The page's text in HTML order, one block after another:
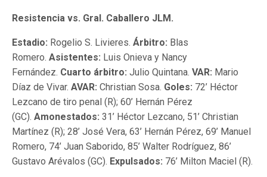
Resistencia vs. Gral. Caballero JLM.
Estadio: Rogelio S. Livieres. Árbitro: Blas
Romero. Asistentes: Luis Onieva y Nancy
Fernández. Cuarto árbitro: Julio Quintana. VAR: Mario
Díaz de Vivar. AVAR: Christian Sosa. Goles: 72’ Héctor
Lezcano de tiro penal (R); 60’ Hernán Pérez
(GC). Amonestados: 31’ Héctor Lezcano, 51’ Christian
Martínez (R); 28’ José Vera, 63’ Hernán Pérez, 69’ Manuel
Romero, 74’ Juan Saborido, 85’ Walter Rodríguez, 86’
Gustavo Arévalos (GC). Expulsados: 76’ Milton Maciel (R).